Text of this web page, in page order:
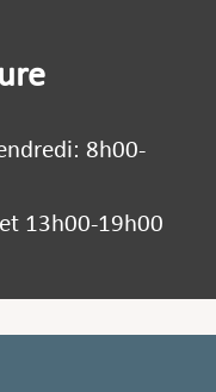
8h00-
13h00-19h00